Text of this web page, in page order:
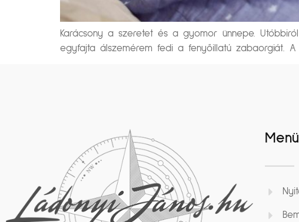
Karácsony a szeretet és a gyomor ünnepe.
egyfajta álszemérem fedi a fenyőillatú zabaorgiát. A